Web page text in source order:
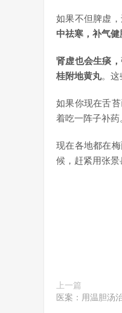
如果不但脾虚
中祛寒，补气健
肾虚也会生痰，
桂附地黄丸。这
如果你现在舌
着吃一阵子补药
现在各地都在
候，赶紧用张景
上一篇
医案：用温胆汤